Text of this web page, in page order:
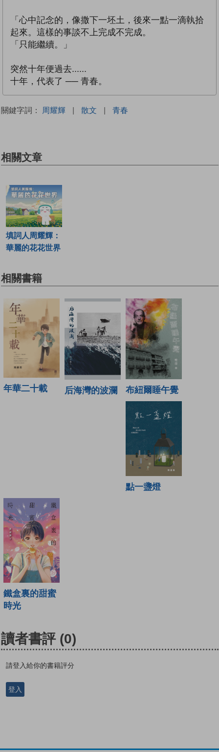
「心中記念的，像撒下一坯土，後來一點一滴執拾
起來。這樣的事談不上完成不完成。
「只能繼續。」
突然十年便過去......
十年，代表了 ── 青春。
關鍵字詞： 周耀輝 | 散文 | 青春
相關文章
填詞人周耀輝：
華麗的花花世界
相關書籍
年華二十載 后海灣的波瀾 布紐爾睡午覺
點一盞燈
鐵盒裏的甜蜜
時光
讀者書評 (0)
請登入給你的書籍評分
登入